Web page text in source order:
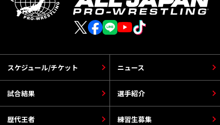
スケジュール/チケット
選手紹介
ニュース
歴代王者
試合結果
練習生募集